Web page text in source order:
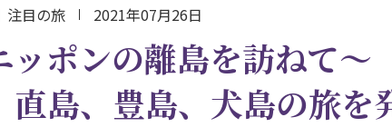
注目の旅 2021年07月26日
ッポンの離島を訪ねて
島、豊島、犬島の旅を